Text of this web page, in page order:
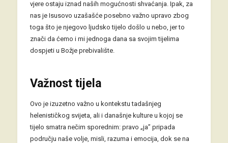
vjere ostaju iznad naših mogućnosti shvaćanja. Ipak, za
nas je Isusovo uzašašće posebno važno upravo zbog
toga što je njegovo ljudsko tijelo došlo u nebo, jer to
znači da ćemo i mi jednoga dana sa svojim tijelima
dospjeti u Božje prebivalište.
Važnost tijela
Ovo je izuzetno važno u kontekstu tadašnjeg
helenističkog svijeta, ali i današnje kulture u kojoj se
tijelo smatra nečim sporednim: pravo „ja” pripada
području naše volje, misli, razuma i emocija, dok se na